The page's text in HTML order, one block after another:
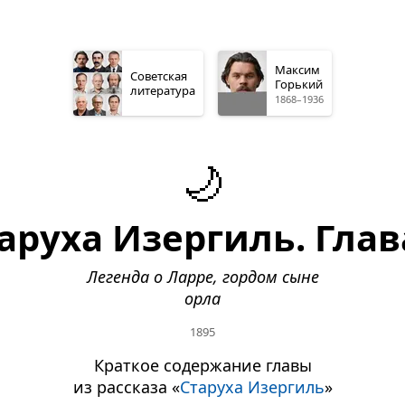
Советская
литература
Максим
Горький
1868–1936
🌙
Изергиль.
Легенда о Ларре, гордом сыне
орла
1895
Краткое содержание главы
из рассказа «Старуха Изергиль»